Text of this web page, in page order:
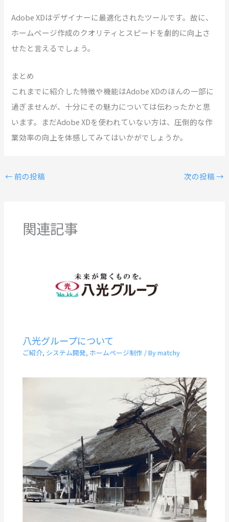
Adobe XDはデザイナーに最適化されたツールです。故に、
ホームページ作成のクオリティとスピードを劇的に向上さ
せたと言えるでしょう。
まとめ
これまでに紹介した特徴や機能はAdobe XDのほんの一部に
過ぎませんが、十分にその魅力については伝わったかと思
います。まだAdobe XDを使われていない方は、圧倒的な作
業効率の向上を体感してみてはいかがでしょうか。
← 前の投稿 次の投稿→
関連記事
八光グループについて
ご紹介, システム開発, ホームページ制作 / Bymatchy